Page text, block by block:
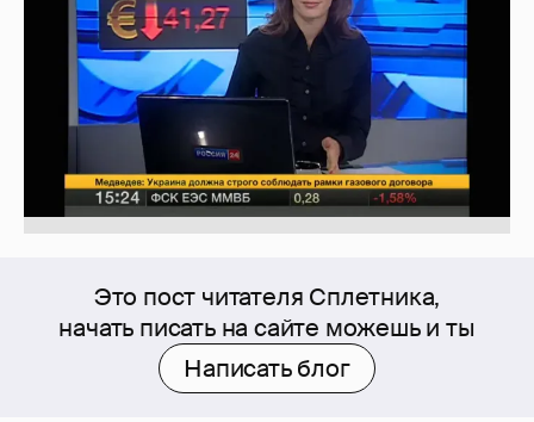
Это пост читателя Сплетника,
начать писать на сайте можешь и ты
Написать блог